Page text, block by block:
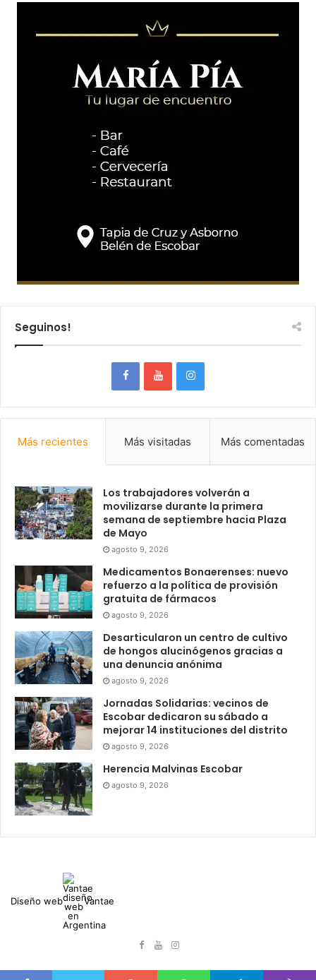
Seguinos!
Más recientes Más visitadas Más comentadas
Los trabajadores volverán a
movilizarse durante la primera
semana de septiembre hacia Plaza
de Mayo
agosto 9, 2026
Medicamentos Bonaerenses: nuevo
refuerzo a la política de provisión
gratuita de fármacos
agosto 9, 2026
Desarticularon un centro de cultivo
de hongos alucinógenos gracias a
una denuncia anónima
agosto 9, 2026
Jornadas Solidarias: vecinos de
Escobar dedicaron su sábado a
mejorar 14 instituciones del distrito
agosto 9, 2026
Herencia Malvinas Escobar
agosto 9, 2026
Diseño web Vantae